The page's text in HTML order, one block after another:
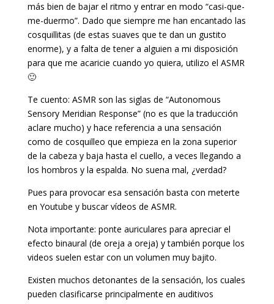
más bien de bajar el ritmo y entrar en modo “casi-que-
me-duermo”. Dado que siempre me han encantado las
cosquillitas (de estas suaves que te dan un gustito
enorme), y a falta de tener a alguien a mi disposición
para que me acaricie cuando yo quiera, utilizo el ASMR
🙂
Te cuento: ASMR son las siglas de “Autonomous
Sensory Meridian Response” (no es que la traducción
aclare mucho) y hace referencia a una sensación
como de cosquilleo que empieza en la zona superior
de la cabeza y baja hasta el cuello, a veces llegando a
los hombros y la espalda. No suena mal, ¿verdad?
Pues para provocar esa sensación basta con meterte
en Youtube y buscar vídeos de ASMR.
Nota importante: ponte auriculares para apreciar el
efecto binaural (de oreja a oreja) y también porque los
videos suelen estar con un volumen muy bajito.
Existen muchos detonantes de la sensación, los cuales
pueden clasificarse principalmente en auditivos